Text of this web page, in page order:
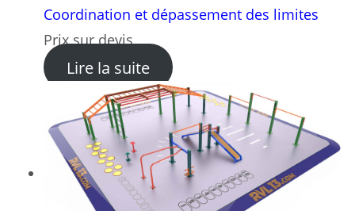
Coordination et dépassement des limites
Prix sur devis
Lire la suite: Module de Parkour de